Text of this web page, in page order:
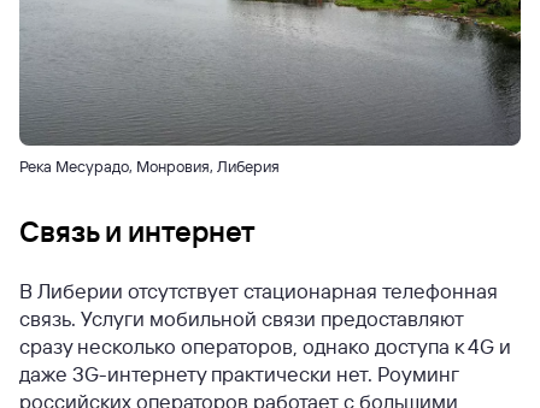
Река Месурадо, Монровия, Либерия
Связь и интернет
В Либерии отсутствует стационарная телефонная
связь. Услуги мобильной связи предоставляют
сразу несколько операторов, однако доступа к 4G и
даже 3G-интернету практически нет. Роуминг
российских операторов работает с большими